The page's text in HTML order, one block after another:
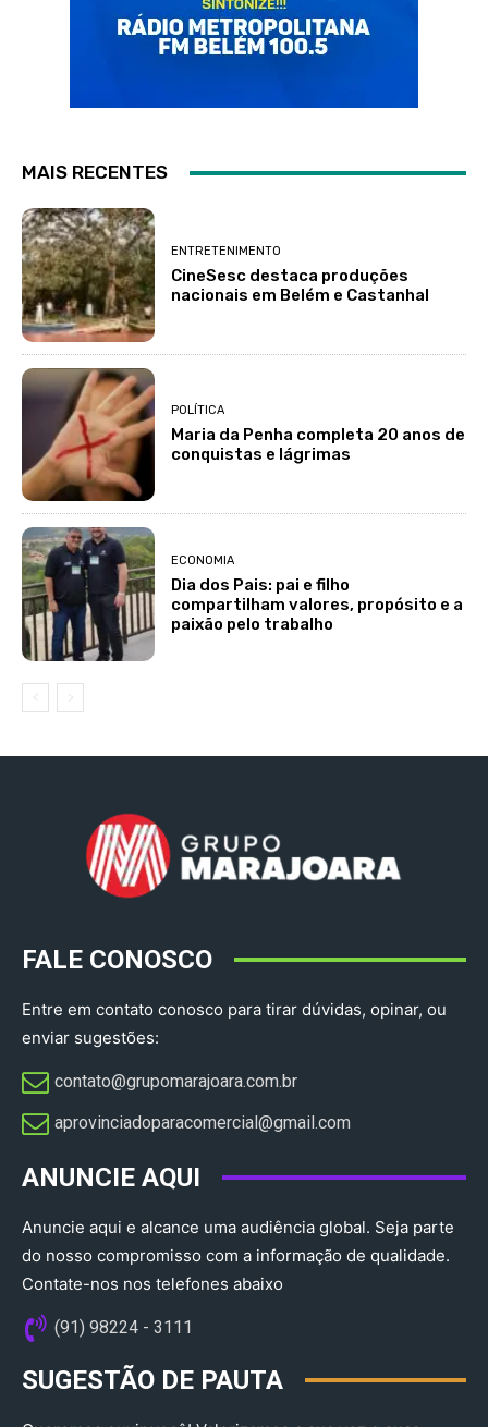
MAIS RECENTES
ENTRETENIMENTO
CineSesc destaca produções
nacionais em Belém e Castanhal
POLÍTICA
Maria da Penha completa 20 anos de
conquistas e lágrimas
ECONOMIA
Dia dos Pais: pai e filho
compartilham valores, propósito e a
paixão pelo trabalho
FALE CONOSCO
Entre em contato conosco para tirar dúvidas, opinar, ou
enviar sugestões:
contato@grupomarajoara.com.br
aprovinciadoparacomercial@gmail.com​
ANUNCIE AQUI
Anuncie aqui e alcance uma audiência global. Seja parte
do nosso compromisso com a informação de qualidade.
Contate-nos nos telefones abaixo
(91) 98224 - 3111
SUGESTÃO DE PAUTA